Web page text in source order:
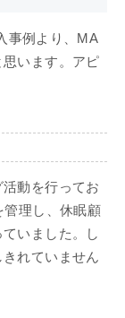
事例より、MA
います。アピ
動を行ってお
管理し、休眠顧
いました。し
れていません